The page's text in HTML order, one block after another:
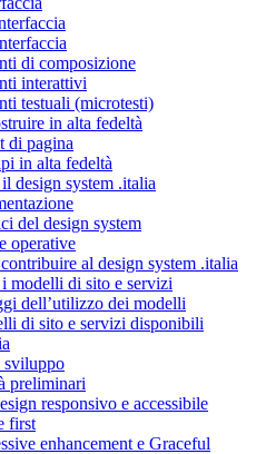
di composizione
interattivi
testuali (microtesti)
in alta fedeltà
di pagina
in alta fedeltà
design system .italia
del design system
operative
al design system .italia
modelli di sito e servizi
dell’utilizzo dei modelli
di sito e servizi disponibili
sviluppo
preliminari
responsivo e accessibile
first
enhancement e Graceful